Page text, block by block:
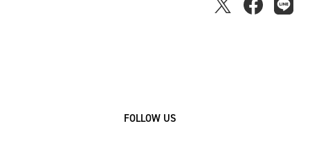
FOLLOW US